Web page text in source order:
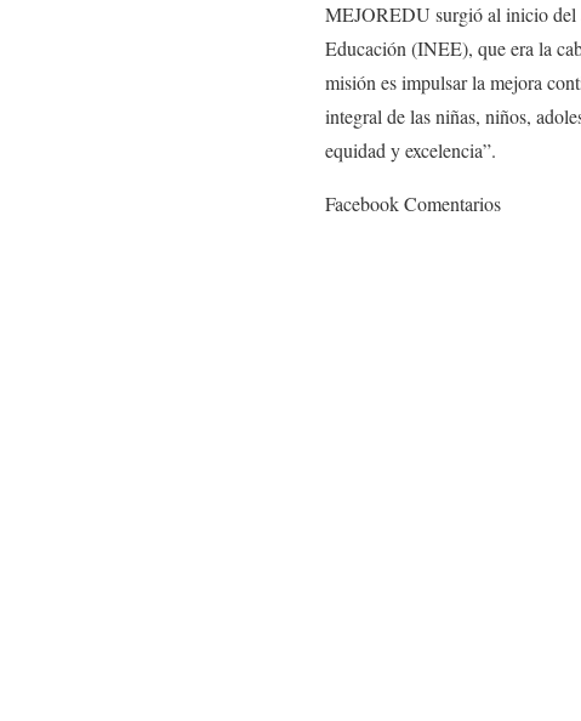
MEJOREDU surgió al inicio del
Educación (INEE), que era la
misión es impulsar la mejora
integral de las niñas, niños,
equidad y excelencia”.
Facebook Comentarios